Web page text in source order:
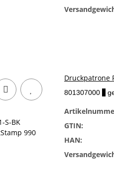
Druckpatrone
801307000
GTIN:
HAN: